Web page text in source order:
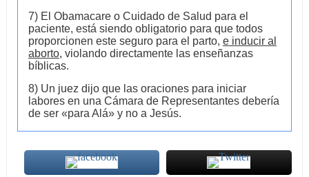
7) El Obamacare o Cuidado de Salud para el
paciente, está siendo obligatorio para que todos
proporcionen este seguro para el parto, e inducir al
aborto, violando directamente las enseñanzas
bíblicas.
8) Un juez dijo que las oraciones para iniciar
labores en una Cámara de Representantes debería
de ser «para Alá» y no a Jesús.